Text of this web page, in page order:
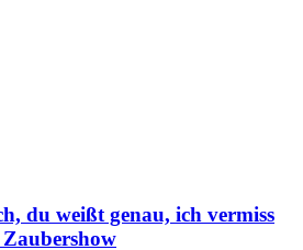
du weißt genau, ich vermiss